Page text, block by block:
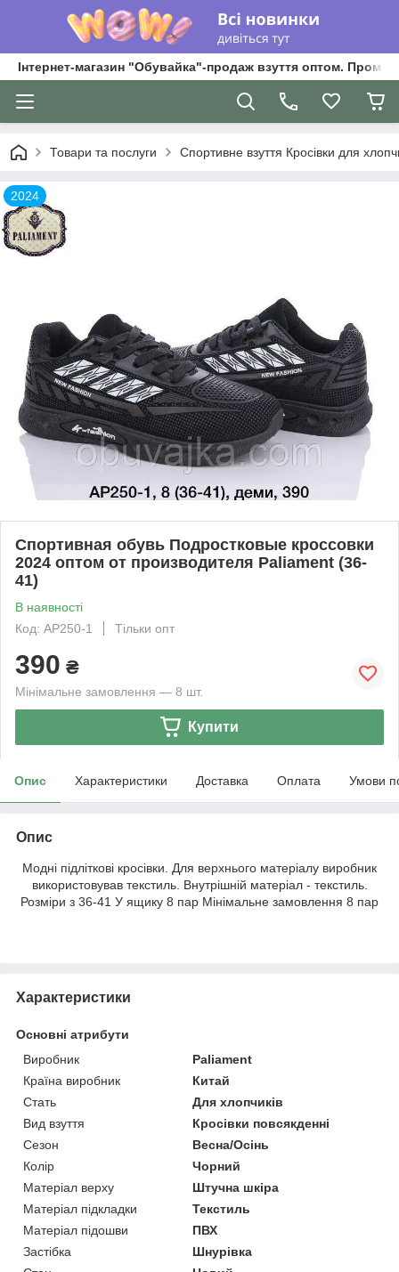
Інтернет-магазин "Обувайка"-продаж взуття оптом.
Товари та послуги Спортивне взуття Кросівки для
2024
Спортивная обувь Подростковые кроссовки
2024 оптом от производителя Paliament (36-
41)
В наявності
Код: AP250-1
Тільки опт
390 ₴
Мінімальне замовлення — 8 шт.
Купити
Опис Характеристики Доставка Оплата Умови
Опис
Модні підліткові кросівки. Для верхнього матеріалу виробник
використовував текстиль. Внутрішній матеріал - текстиль.
Розміри з 36-41 У ящику 8 пар Мінімальне замовлення 8 пар
Характеристики
Основні атрибути
Виробник
Paliament
Країна виробник
Китай
Стать
Для хлопчиків
Вид взуття
Кросівки повсякденні
Сезон
Весна/Осінь
Колір
Чорний
Матеріал верху
Штучна шкіра
Матеріал підкладки
Текстиль
Матеріал підошви
ПВХ
Застібка
Шнурівка